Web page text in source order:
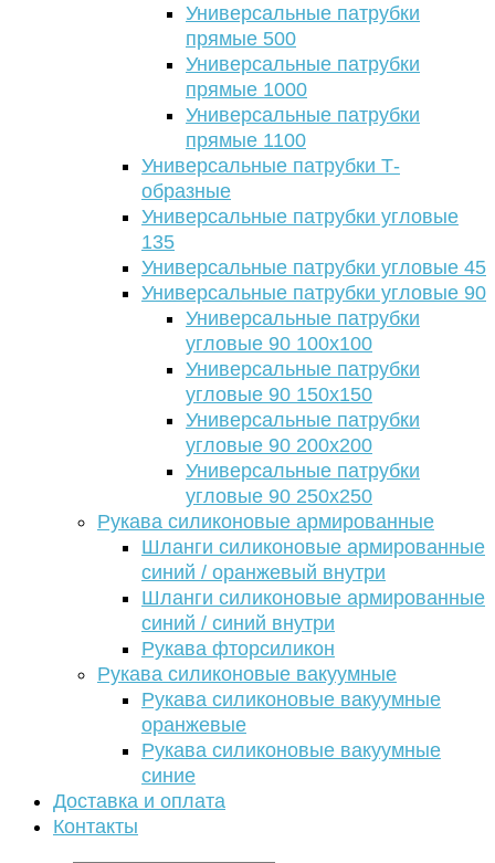
Универсальные патрубки
прямые 500
Универсальные патрубки
прямые 1000
Универсальные патрубки
прямые 1100
Универсальные патрубки Т-
образные
Универсальные патрубки угловые
135
Универсальные патрубки угловые 45
Универсальные патрубки угловые 90
Универсальные патрубки
угловые 90 100х100
Универсальные патрубки
угловые 90 150х150
Универсальные патрубки
угловые 90 200х200
Универсальные патрубки
угловые 90 250х250
Рукава силиконовые армированные
Шланги силиконовые армированные
синий / оранжевый внутри
Шланги силиконовые армированные
синий / синий внутри
Рукава фторсиликон
Рукава силиконовые вакуумные
Рукава силиконовые вакуумные
оранжевые
Рукава силиконовые вакуумные
синие
Доставка и оплата
Контакты